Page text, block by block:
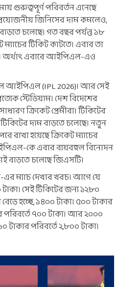
গুরুত্বপূর্ণ পরিবর্তন এনেছে
জিনিসের দাম কমলেও,
বাড়তে চলেছে। গত বছর পর্যন্ত ১৮
টিকিট কাটতে। এবার তা
অর্থাৎ এবারে আইপিএল-এও
আইপিএল (IPL 2026)। আর সেই
স্টেডিয়াম। দেশ বিদেশের
ক্রিকেট প্রেমীরা। টিকিটের
দাম বাড়তে চলেছে। নতুন
রাখা হয়েছে ক্রিকেট ম্যাচের
কে এবার ব্যয়বহুল বিনোদন
বাড়তে চলেছে জিএসটি।
ম্যাচ দেখার খরচ। আগে যে
সেই টিকিটের জন্য ১২৮০
হচ্ছে, ১৪০০ টাকা। ৫০০ টাকার
৭০০ টাকা। আর ২০০০
টাকার পরিবর্তে ২,৮০০ টাকা।